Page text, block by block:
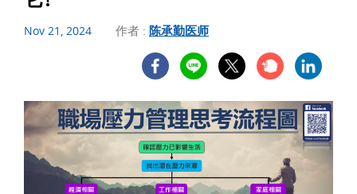
Nov 21, 2024 作者 : 陈承勤医师